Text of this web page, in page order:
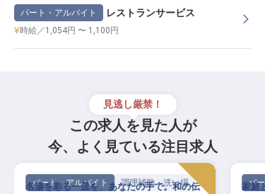
パート・アルバイト レストランサービス
時給／1,054円 〜 1,100円
見逃し厳禁！
この求人を見た人が
今、よく見ている注目求人
パート・アルバイト 調理補助・洗い場
名湯を彩る一皿を、あなたの手で。和の伝
パ
家庭